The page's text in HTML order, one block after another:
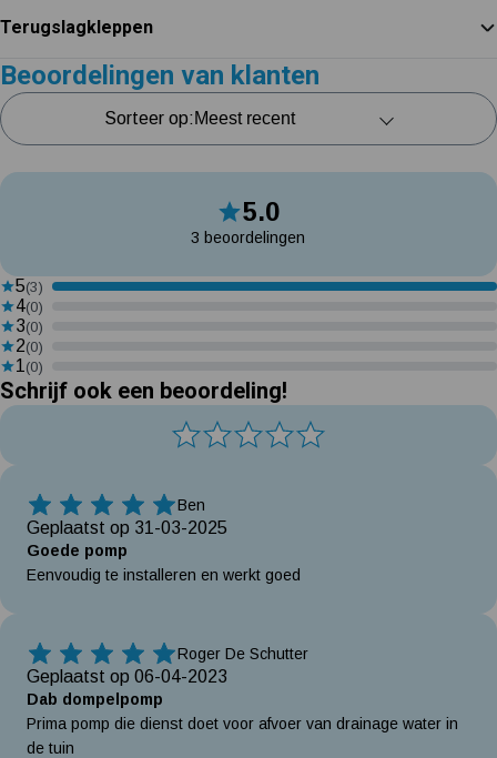
Terugslagkleppen
Beoordelingen van klanten
Sorteer op:
5.0
3 beoordelingen
5(3)
4(0)
3(0)
2(0)
1 (0)
Schrijf ook een beoordeling!
5 Sterren Ben
Geplaatst op 31-03-2025
Goede pomp
Eenvoudig te installeren en werkt goed
5 Sterren Roger De Schutter
Geplaatst op 06-04-2023
Dab dompelpomp
Prima pomp die dienst doet voor afvoer van drainage water in
de tuin